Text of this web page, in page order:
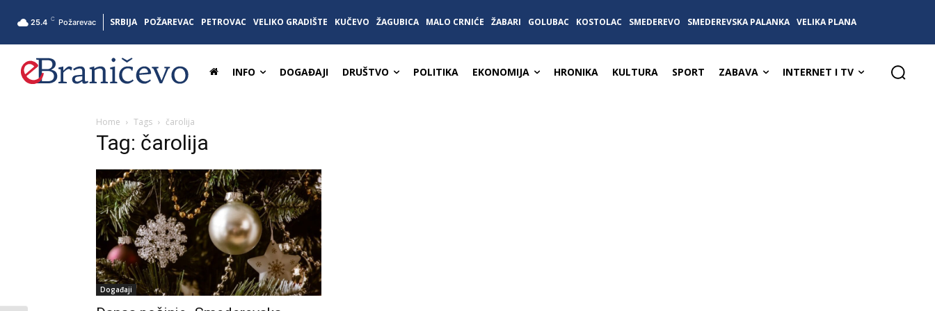
25.4 C Požarevac SRBIJA POŽAREVAC PETROVAC VELIKO GRADIŠTE KUČEVO ŽAGUBICA MALO CRNIĆE ŽABARI GOLUBAC KOSTOLAC SMEDEREVO SMEDEREVSKA PALANKA VELIKA PLANA
INFO DOGAĐAJI DRUŠTVO POLITIKA EKONOMIJA HRONIKA KULTURA SPORT ZABAVA INTERNET I TV
Home Tags čarolija
Tag: čarolija
Događaji